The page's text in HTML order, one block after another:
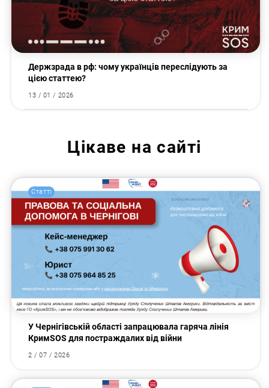
Держзрада в рф: чому українців переслідують за
цією статтею?
13 / 01 / 2026
Цікаве на сайті
Статті
У Чернігівській області запрацювала гаряча лінія
КримSOS для постраждалих від війни
2 / 07 / 2026